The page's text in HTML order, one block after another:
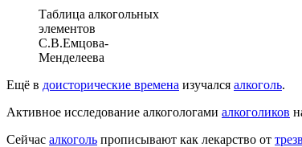
Таблица алкогольных
элементов
С.В.Емцова-
Менделеева
Ещё в доисторические времена изучался алкоголь.
Активное исследование алкогологами алкоголиков
Сейчас алкоголь прописывают как лекарство от